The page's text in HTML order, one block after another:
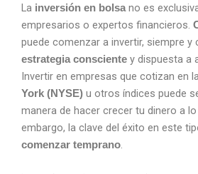
La inversión en bolsa no es
empresarios o expertos financieros.
puede comenzar a invertir, siempre y
estrategia consciente y dispuesta a
Invertir en empresas que cotizan en la
York (NYSE) u otros índices puede
manera de hacer crecer tu dinero a
embargo, la clave del éxito en este
comenzar temprano